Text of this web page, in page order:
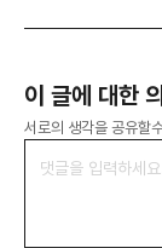
이 글에 대한
서로의 생각을 공유할